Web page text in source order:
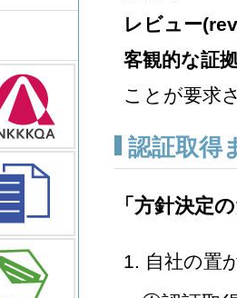
レビュー
客観的な証
ことが要求
認証取得
「方針決定
1. 自社の置